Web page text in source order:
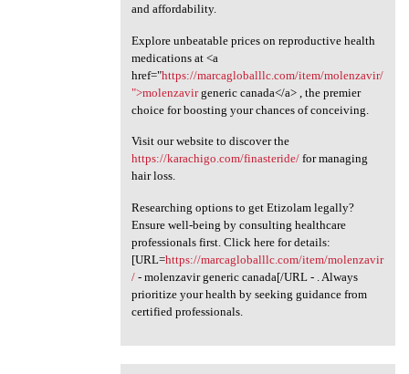
and affordability.
Explore unbeatable prices on reproductive health
medications at <a
href="https://marcagloballlc.com/item/molenzavir/
">molenzavirgeneric canada</a> , the premier
choice for boosting your chances of conceiving.
Visit our website to discover the
https://karachigo.com/finasteride/for managing
hair loss.
Researching options to get Etizolam legally?
Ensure well-being by consulting healthcare
professionals first. Click here for details:
[URL=https://marcagloballlc.com/item/molenzavir
/- molenzavir generic canada[/URL - . Always
prioritize your health by seeking guidance from
certified professionals.